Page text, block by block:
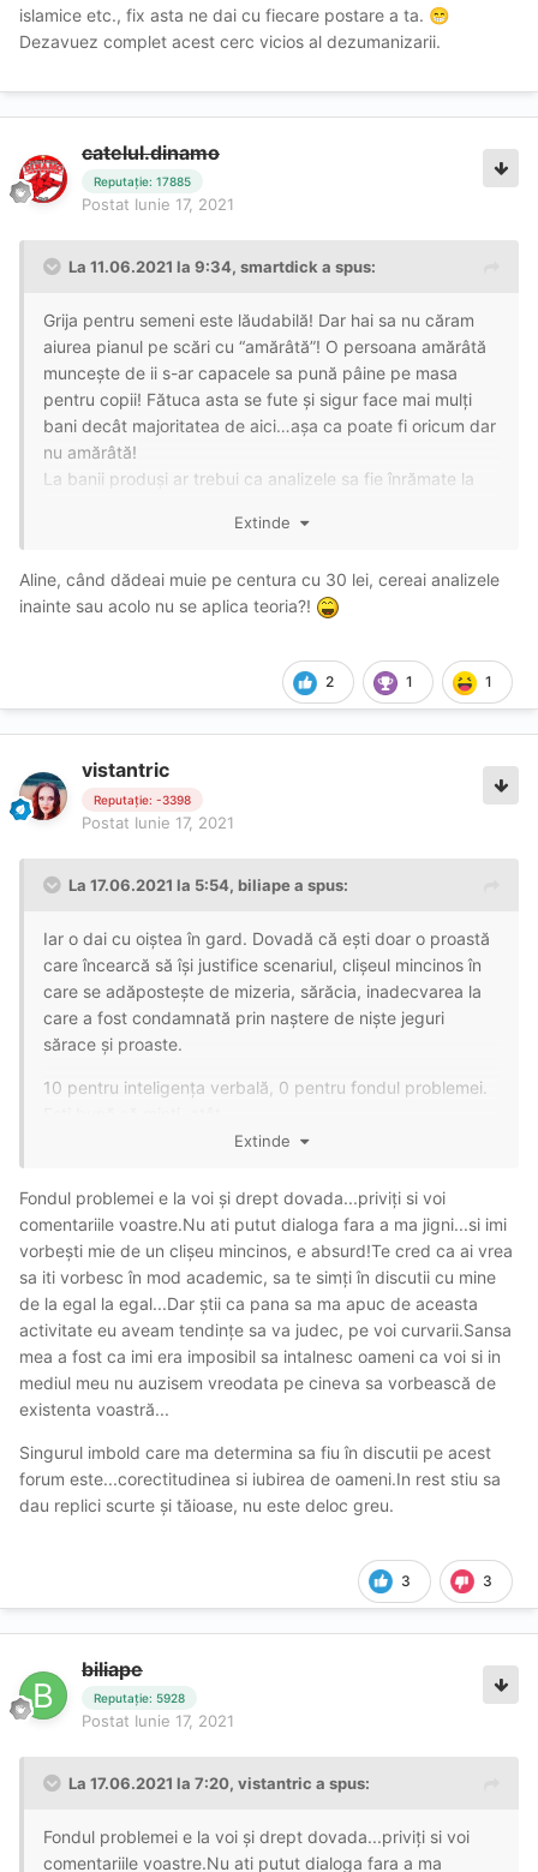
islamice etc., fix asta ne dai cu fiecare postare a ta. 😁
Dezavuez complet acest cerc vicios al dezumanizarii.
catelul.dinamo
Reputație: 17885
Postat Iunie 17, 2021
La 11.06.2021 la 9:34, smartdicka spus:
Grija pentru semeni este lăudabilă! Dar hai sa nu căram
aiurea pianul pe scări cu “amărâtă”! O persoana amărâtă
muncește de ii s-ar capacele sa pună pâine pe masa
pentru copii! Fătuca asta se fute și sigur face mai mulți
bani decât majoritatea de aici…așa ca poate fi oricum dar
nu amărâtă!
La banii produși ar trebui ca analizele sa fie înrămate la
Extinde
Aline, când dădeai muie pe centura cu 30 lei, cereai analizele
inainte sau acolo nu se aplica teoria?!
2 1 1
vistantric
Reputație: -3398
Postat Iunie 17, 2021
La 17.06.2021 la 5:54, biliapea spus:
Iar o dai cu oiștea în gard. Dovadă că ești doar o proastă
care încearcă să își justifice scenariul, clișeul mincinos în
care se adăpostește de mizeria, sărăcia, inadecvarea la
care a fost condamnată prin naștere de niște jeguri
sărace și proaste.
10 pentru inteligența verbală, 0 pentru fondul problemei.
Extinde
Fondul problemei e la voi și drept dovada...priviți si voi
comentariile voastre.Nu ati putut dialoga fara a ma jigni...si imi
vorbești mie de un clișeu mincinos, e absurd!Te cred ca ai vrea
sa iti vorbesc în mod academic, sa te simți în discutii cu mine
de la egal la egal...Dar știi ca pana sa ma apuc de aceasta
activitate eu aveam tendințe sa va judec, pe voi curvarii.Sansa
mea a fost ca imi era imposibil sa intalnesc oameni ca voi si in
mediul meu nu auzisem vreodata pe cineva sa vorbească de
existenta voastră...
Singurul imbold care ma determina sa fiu în discutii pe acest
forum este...corectitudinea si iubirea de oameni.In rest stiu sa
dau replici scurte și tăioase, nu este deloc greu.
3 3
biliape
Reputație: 5928
Postat Iunie 17, 2021
La 17.06.2021 la 7:20, vistantric a spus:
Fondul problemei e la voi și drept dovada...priviți si voi
comentariile voastre.Nu ati putut dialoga fara a ma